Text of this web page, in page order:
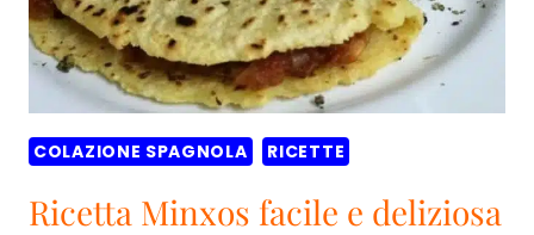
COLAZIONE SPAGNOLA RICETTE
Ricetta Minxos facile e deliziosa